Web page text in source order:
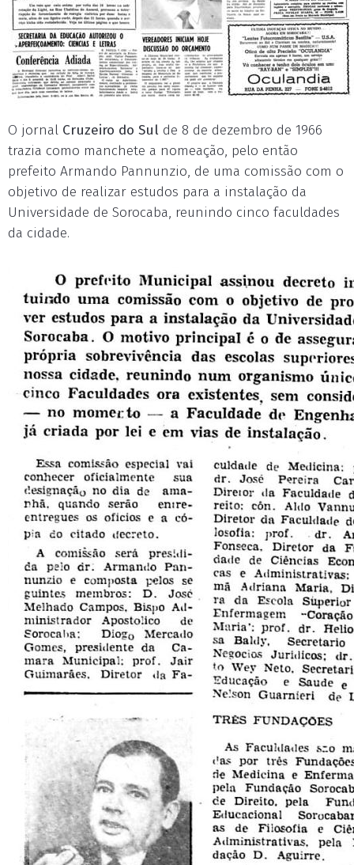
O jornal Cruzeiro do Sul de 8 de dezembro de 1966
trazia como manchete a nomeação, pelo então
prefeito Armando Pannunzio, de uma comissão com o
objetivo de realizar estudos para a instalação da
Universidade de Sorocaba, reunindo cinco faculdades
da cidade.